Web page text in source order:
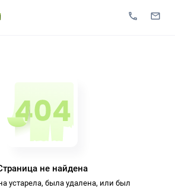
не найдена
устарела, была удалена, или был